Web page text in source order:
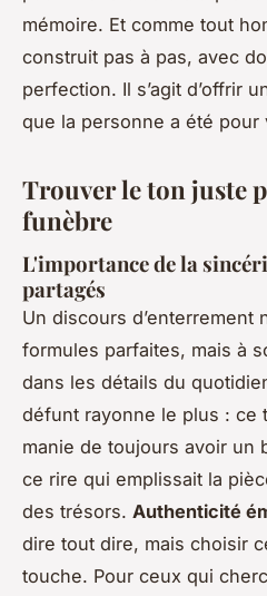
mémoire. Et comme tout
construit pas à pas, avec
perfection. Il s’agit d’offrir
que la personne a été pour
Trouver le ton juste
funèbre
L'importance de la
partagés
Un discours d’enterrement
formules parfaites, mais à
dans les détails du
défunt rayonne le plus : ce
manie de toujours avoir un
ce rire qui emplissait la
des trésors. Authenticité
dire tout dire, mais choisir
touche. Pour ceux qui